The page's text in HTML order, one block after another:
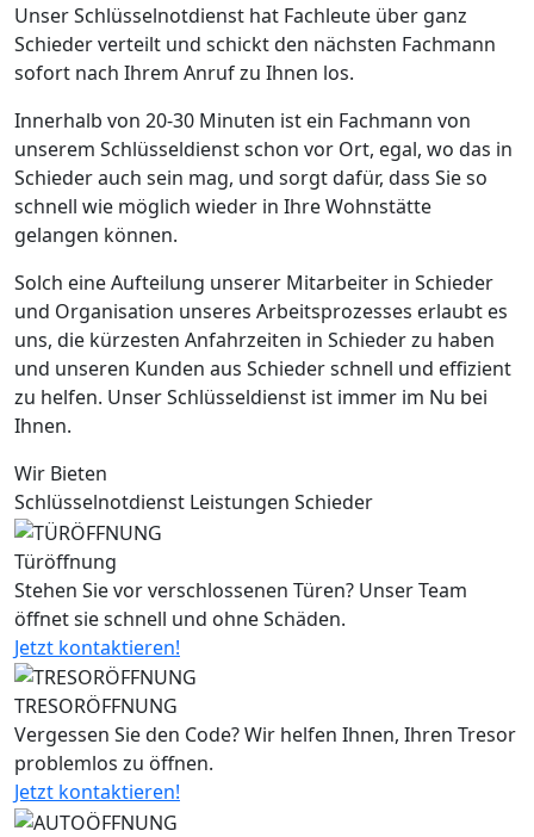
Unser Schlüsselnotdienst hat Fachleute über ganz
Schieder verteilt und schickt den nächsten Fachmann
sofort nach Ihrem Anruf zu Ihnen los.
Innerhalb von 20-30 Minuten ist ein Fachmann von
unserem Schlüsseldienst schon vor Ort, egal, wo das in
Schieder auch sein mag, und sorgt dafür, dass Sie so
schnell wie möglich wieder in Ihre Wohnstätte
gelangen können.
Solch eine Aufteilung unserer Mitarbeiter in Schieder
und Organisation unseres Arbeitsprozesses erlaubt es
uns, die kürzesten Anfahrzeiten in Schieder zu haben
und unseren Kunden aus Schieder schnell und effizient
zu helfen. Unser Schlüsseldienst ist immer im Nu bei
Ihnen.
Wir Bieten
Schlüsselnotdienst Leistungen Schieder
Türöffnung
Stehen Sie vor verschlossenen Türen? Unser Team
öffnet sie schnell und ohne Schäden.
Jetzt kontaktieren!
TRESORÖFFNUNG
Vergessen Sie den Code? Wir helfen Ihnen, Ihren Tresor
problemlos zu öffnen.
Jetzt kontaktieren!